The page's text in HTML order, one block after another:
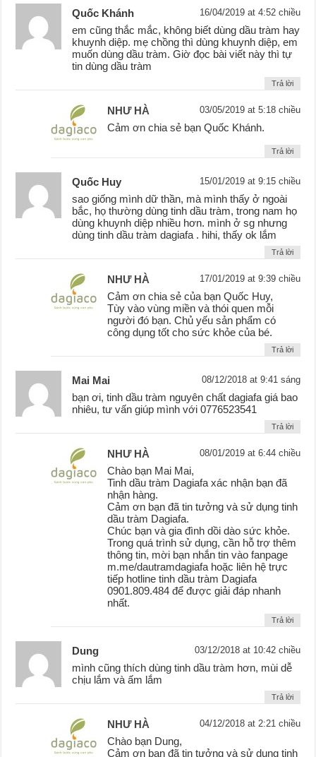
Quốc Khánh 16/04/2019 at 4:52 chiều
em cũng thắc mắc, không biết dùng dầu tràm hay
khuynh diệp. mẹ chồng thì dùng khuynh diệp, em
muốn dùng dầu tràm. Giờ đọc bài viết này thì tự
tin dùng dầu tràm
Trả lời
NHƯ HÀ 03/05/2019 at 5:18 chiều
Cảm ơn chia sẻ bạn Quốc Khánh.
Trả lời
Quốc Huy 15/01/2019 at 9:15 chiều
sao giống mình dữ thần, mà mình thấy ở ngoài
bắc, họ thường dùng tinh dầu tràm, trong nam họ
dùng khuynh diệp nhiều hơn. mình ở sg nhưng
dùng tinh dầu tràm dagiafa . hihi, thấy ok lắm
Trả lời
NHƯ HÀ 17/01/2019 at 9:39 chiều
Cảm ơn chia sẻ của bạn Quốc Huy,
Tùy vào vùng miền và thói quen mỗi
người đó bạn. Chủ yếu sản phẩm có
công dụng tốt cho sức khỏe của bé.
Trả lời
Mai Mai 08/12/2018 at 9:41 sáng
bạn ơi, tinh dầu tràm nguyên chất dagiafa giá bao
nhiêu, tư vấn giúp mình với 0776523541
Trả lời
NHƯ HÀ 08/01/2019 at 6:44 chiều
Chào bạn Mai Mai,
Tinh dầu tràm Dagiafa xác nhận bạn đã
nhận hàng.
Cảm ơn bạn đã tin tưởng và sử dụng tinh
dầu tràm Dagiafa.
Chúc bạn và gia đình dồi dào sức khỏe.
Trong quá trình sử dụng, cần hỗ trợ thêm
thông tin, mời bạn nhắn tin vào fanpage
m.me/dautramdagiafa hoặc liên hệ trực
tiếp hotline tinh dầu tràm Dagiafa
0901.809.484 để được giải đáp nhanh
nhất.
Trả lời
Dung 03/12/2018 at 10:42 chiều
mình cũng thích dùng tinh dầu tràm hơn, mùi dễ
chịu lắm và ấm lắm
Trả lời
NHƯ HÀ 04/12/2018 at 2:21 chiều
Chào bạn Dung,
Cảm ơn bạn đã tin tưởng và sử dụng tinh